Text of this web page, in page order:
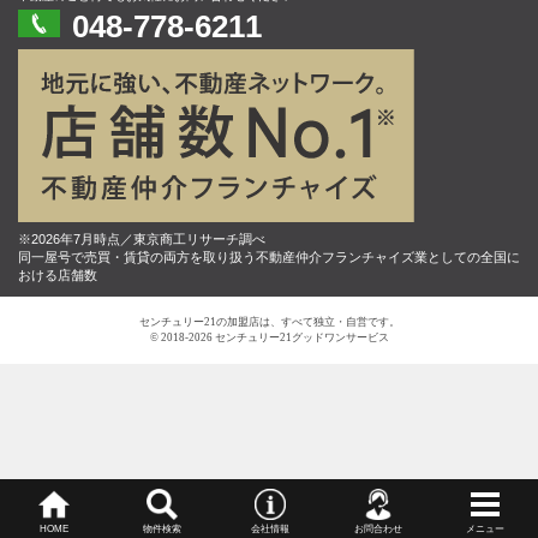
048-778-6211
※2026年7月時点／東京商工リサーチ調べ
同一屋号で売買・賃貸の両方を取り扱う不動産仲介フランチャイズ業としての全国に
おける店舗数
センチュリー21の加盟店は、すべて独立・自営です。
© 2018-2026 センチュリー21グッドワンサービス
HOME 物件検索 会社情報 お問合わせ メニュー